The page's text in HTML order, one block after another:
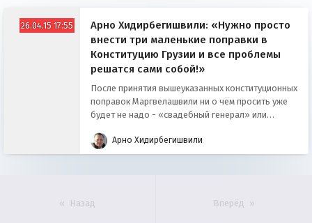
26.04.15 17:55
Арно Хидирбегишвили: «Нужно просто
внести три маленькие поправки в
Конституцию Грузии и все проблемы
решатся сами собой!»
После принятия вышеуказанных конституционных
поправок Маргвелашвили ни о чём просить уже
будет не надo - «свадебный генерал» или
к Саакашвили - принимать парад 26 мая в Киеве…
Арно Хидирбегишвили
Назад Вперёд